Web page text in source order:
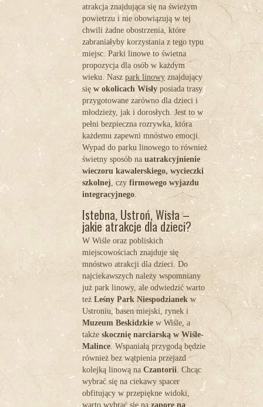
atrakcja znajdująca się na świeżym
powietrzu i nie obowiązują w tej
chwili żadne obostrzenia, które
zabraniałyby korzystania z tego typu
miejsc. Parki linowe to świetna
propozycja dla osób w każdym
wieku. Nasz park linowy znajdujący
się w okolicach Wisły posiada trasy
przygotowane zarówno dla dzieci i
młodzieży, jak i dorosłych. Jest to w
pełni bezpieczna rozrywka, która
każdemu zapewni mnóstwo emocji.
Wypad do parku linowego to również
świetny sposób na uatrakcyjnienie
wieczoru kawalerskiego, wycieczki
szkolnej , czy firmowego wyjazdu
integracyjnego
Istebna, Ustroń, Wisła –
jakie atrakcje dla dzieci?
W Wiśle oraz pobliskich
miejscowościach znajduje się
mnóstwo atrakcji dla dzieci. Do
najciekawszych należy wspomniany
już park linowy, ale odwiedzić warto
też Leśny Park Niespodzianek w
Ustroniu, basen miejski, rynek i
Muzeum Beskidzkie w Wiśle, a
także skocznię narciarską w Wiśle-
Malince . Wspaniałą przygodą będzie
również bez wątpienia przejazd
kolejką linową na Czantorii. Chcąc
wybrać się na ciekawy spacer
obfitujący w przepiękne widoki,
warto wybrać się na zaporę na